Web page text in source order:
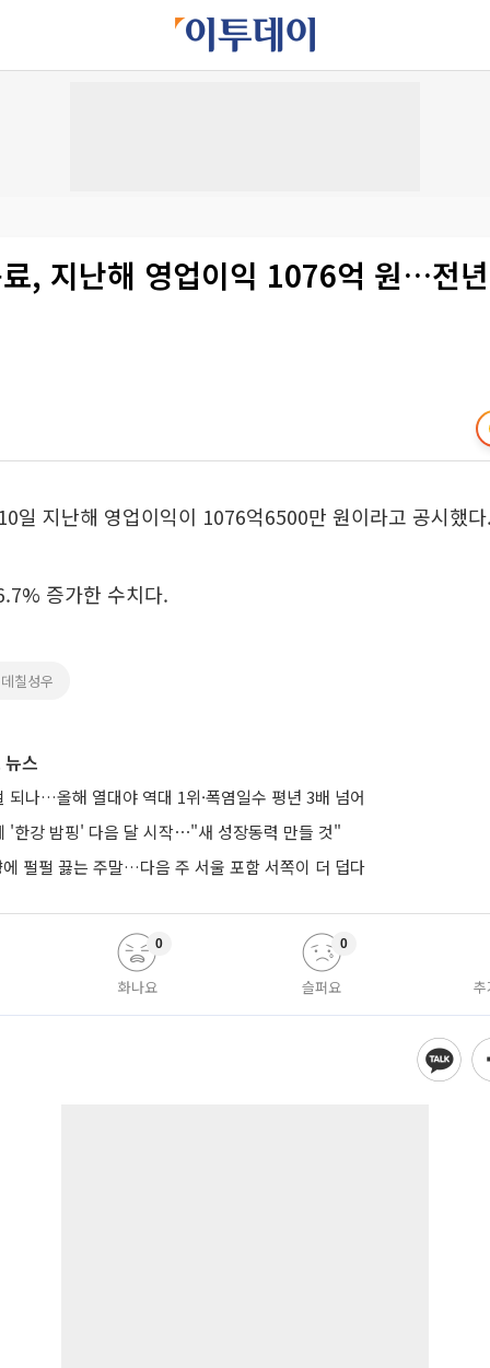
, 지난해 영업이익 1076억 원…전
일 지난해 영업이익이 1076억6500만 원이라고 공시했
증가한 수치다.
칠성우
스
되나…올해 열대야 역대 1위·폭염일수 평년 3배 넘어
'한강 밤핑' 다음 달 시작⋯"새 성장동력 만들 것"
펄펄 끓는 주말…다음 주 서울 포함 서쪽이 더 덥다
화나요
0
슬퍼요
0